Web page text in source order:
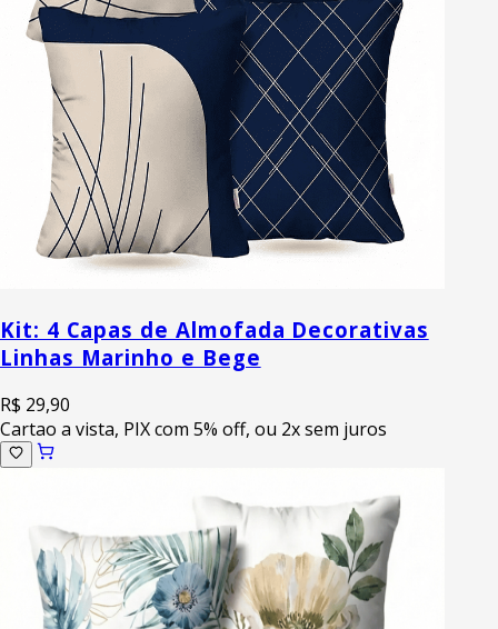
Kit: 4 Capas de Almofada Decorativas
Linhas Marinho e Bege
R$ 29,90
Cartao a vista, PIX com 5% off, ou 2x sem juros